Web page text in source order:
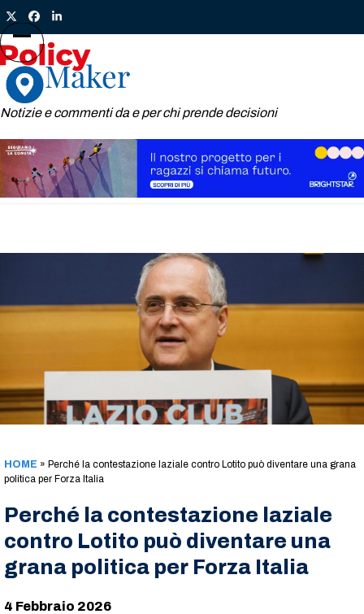
Skip
to
content
TwitterFacebook
LinkedIn
Notizie e commenti da e per chi prende decisioni
Open
mobile
menu
Close
mobile
menu
HOME » Perché la contestazione laziale contro Lotito può diventare una grana
politica per Forza Italia
Perché la contestazione laziale
contro Lotito può diventare una
grana politica per Forza Italia
4 Febbraio 2026